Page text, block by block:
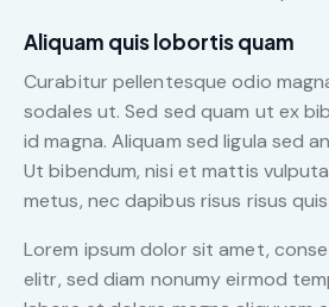
Aliquam quis lobortis quam
Curabitur pellentesque odio
sodales ut. Sed sed quam ut ex
id magna. Aliquam sed ligula sed
Ut bibendum, nisi et mattis
metus, nec dapibus risus risus
Lorem ipsum dolor sit amet,
elitr, sed diam nonumy eirmod